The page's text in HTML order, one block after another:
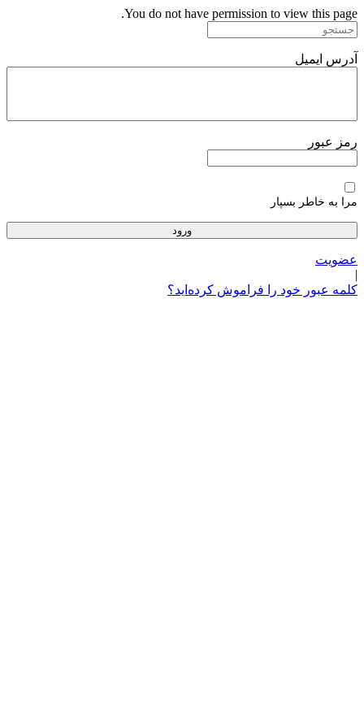
پرش
به
You do not have permission to view this page.
آدرس ایمیل
رمز عبور
مرا به خاطر بسپار
عضویت
|
کلمه عبور خود را فراموش کرده‌اید؟